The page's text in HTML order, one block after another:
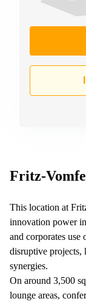
Fritz-
This location at
innovation power
and corporates use
disruptive projects,
synergies.
On around 3,500
lounge areas,